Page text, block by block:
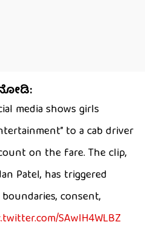
media shows girls
to a cab driver
on the fare. The clip,
Patel, has triggered
consent,
SAwlH4WLBZ